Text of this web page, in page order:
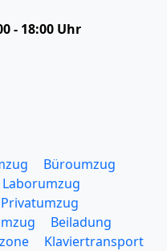
- 18:00 Uhr
Büroumzug
Laborumzug
Privatumzug
Beiladung
Klaviertransport